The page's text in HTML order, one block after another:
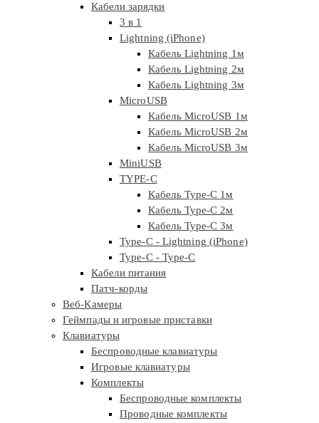
Кабели зарядки
3 в 1
Lightning (iPhone)
Кабель Lightning 1м
Кабель Lightning 2м
Кабель Lightning 3м
MicroUSB
Кабель MicroUSB 1м
Кабель MicroUSB 2м
Кабель MicroUSB 3м
MiniUSB
TYPE-C
Кабель Type-C 1м
Кабель Type-C 2м
Кабель Type-C 3м
Type-C - Lightning (iPhone)
Type-C - Type-C
Кабели питания
Патч-корды
Веб-Камеры
Геймпады и игровые приставки
Клавиатуры
Беспроводные клавиатуры
Игровые клавиатуры
Комплекты
Беспроводные комплекты
Проводные комплекты